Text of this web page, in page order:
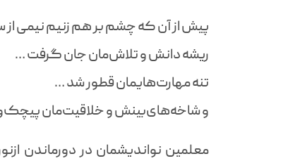
پیش از آن که چشم بر هم زنیم نیمی
ریشه‌ دانش‌ و تلاش‌مان جان گرفت …
تنه مهارت‌هایمان قطور شد …
و شاخه‌های‌بینش و خلاقيت‌مان
معلمین نواندیشمان در دورماندن